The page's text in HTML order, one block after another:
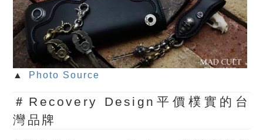
▲ Photo Source
＃Recovery Design平價樸實的台
灣品牌